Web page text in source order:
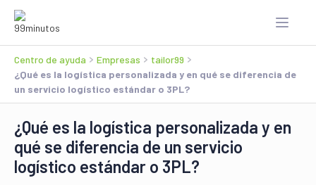
Centro de ayuda Empresas
tailor99
¿Qué es la logística personalizada y en qué se diferencia de
un servicio logístico estándar o 3PL?
¿Qué es la logística personalizada y en
qué se diferencia de un servicio
logístico estándar o 3PL?